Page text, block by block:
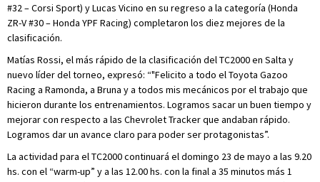
#32 – Corsi Sport) y Lucas Vicino en su regreso a la categoría (Honda
ZR-V #30 – Honda YPF Racing) completaron los diez mejores de la
clasificación.
Matías Rossi, el más rápido de la clasificación del TC2000 en Salta y
nuevo líder del torneo, expresó: “"Felicito a todo el Toyota Gazoo
Racing a Ramonda, a Bruna y a todos mis mecánicos por el trabajo que
hicieron durante los entrenamientos. Logramos sacar un buen tiempo y
mejorar con respecto a las Chevrolet Tracker que andaban rápido.
Logramos dar un avance claro para poder ser protagonistas”.
La actividad para el TC2000 continuará el domingo 23 de mayo a las 9.20
hs. con el “warm-up” y a las 12.00 hs. con la final a 35 minutos más 1